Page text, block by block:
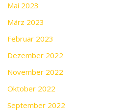
Mai 2023
März 2023
Februar 2023
Dezember 2022
November 2022
Oktober 2022
September 2022